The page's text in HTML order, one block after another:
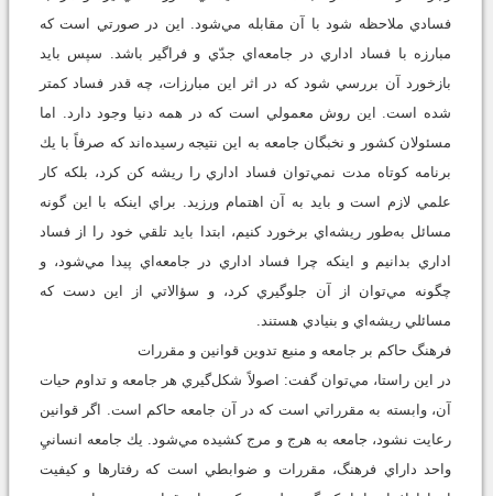
فسادي ملاحظه شود با آن مقابله مي‌شود. اين در صورتي است كه
مبارزه با فساد اداري در جامعه‌اي جدّي و فراگير باشد. سپس بايد
بازخورد آن بررسي شود كه در اثر اين مبارزات، چه قدر فساد كمتر
شده است. اين روش معمولي است كه در همه دنيا وجود دارد. اما
مسئولان كشور و نخبگان جامعه به اين نتيجه رسيده‌اند كه صرفاً با يك
برنامه كوتاه مدت نمي‌توان فساد اداري را ريشه كن كرد، بلكه كار
علمي لازم است و بايد به آن اهتمام ورزيد. براي اينكه با اين گونه
مسائل به‌طور ريشه‌اي برخورد كنيم، ابتدا بايد تلقي خود را از فساد
اداري بدانيم و اينكه چرا فساد اداري در جامعه‌اي پيدا مي‌شود، و
چگونه مي‌توان از آن جلوگيري كرد، و سؤالاتي از اين دست كه
مسائلي ريشه‌اي و بنيادي هستند.
فرهنگ حاكم بر جامعه و منبع تدوين قوانين و مقررات
در اين راستا، مي‌توان گفت: اصولاً شكل‌گيري هر جامعه و تداوم حيات
آن، وابسته به مقرراتي است كه در آن جامعه حاكم است. اگر قوانين
رعايت نشود، جامعه به هرج و مرج كشيده مي‌شود. يك جامعه انسانيِ
واحد داراي فرهنگ، مقررات و ضوابطي است كه رفتارها و كيفيت